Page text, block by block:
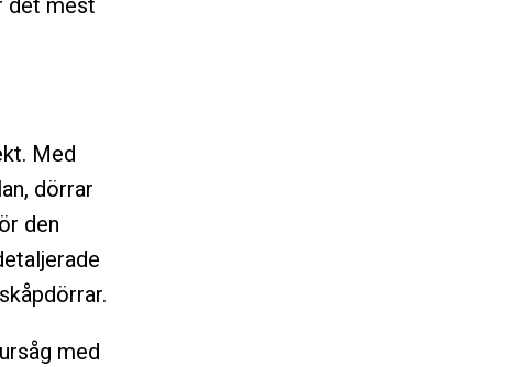
det mest
Med
dörrar
den
med